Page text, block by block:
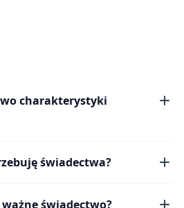
charakterystyki
świadectwa?
ważne świadectwo?